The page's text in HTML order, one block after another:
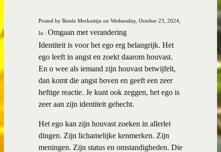
Posted by Renée Merkestijn on Wednesday, October 23, 2024,
In : Omgaan met verandering
Identiteit is voor het ego erg belangrijk. Het
ego leeft in angst en zoekt daarom houvast.
En o wee als iemand zijn houvast betwijfelt,
dan komt die angst boven en geeft een zeer
heftige reactie. Je kunt ook zeggen, het ego is
zeer aan zijn identiteit gehecht.
Het ego kan zijn houvast zoeken in allerlei
dingen. Zijn lichamelijke kenmerken. Zijn
meningen. Zijn status en omstandigheden. Die